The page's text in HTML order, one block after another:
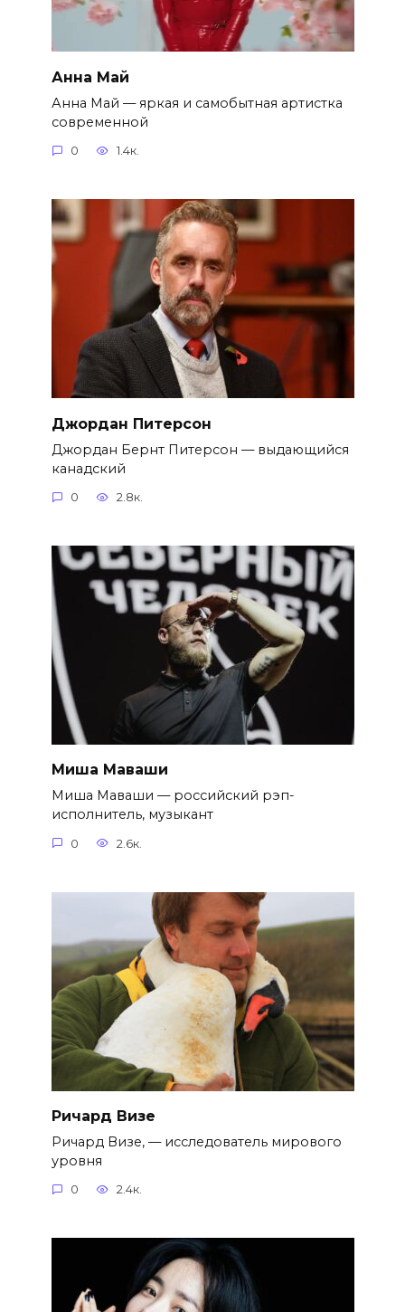
Анна Май
Анна Май — яркая и самобытная артистка
современной
0 1.4к.
Джордан Питерсон
Джордан Бернт Питерсон — выдающийся
канадский
0 2.8к.
Миша Маваши
Миша Маваши — российский рэп-
исполнитель, музыкант
0 2.6к.
Ричард Визе
Ричард Визе, — исследователь мирового
уровня
0 2.4к.